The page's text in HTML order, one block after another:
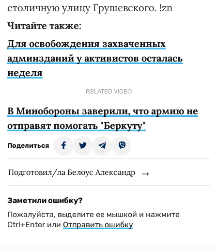
столичную улицу Грушевского. !zn
Читайте также:
Для освобождения захваченных
админзданий у активистов осталась
неделя
RELATED VIDEO
В Минобороны заверили, что армию не
отправят помогать "Беркуту"
Поделиться
Подготовил/ла Белоус Александр
Заметили ошибку?
Пожалуйста, выделите ее мышкой и нажмите
Ctrl+Enter или Отправить ошибку